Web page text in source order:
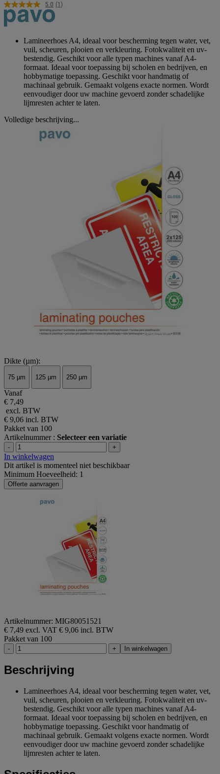
5.0 Lees
paginalink.
(1)
Lamineerhoes A4, ideaal voor bescherming tegen water, vet,
vuil, scheuren, plooien en verkleuring. Fotokwaliteit en uv-
bestendig. Geschikt voor alle typen machines vanaf A4-
formaat. Ideaal voor toepassing bij scholen en bedrijven, en
hobbymatige toepassing. Geschikt voor handmatig of
machinaal gebruik. Gemaakt volgens exacte normen. Wordt
eenvoudiger door uw machine gevoerd zonder schadelijke
lijmresten achter te laten.
Volledige beschrijving...
Dikte (µm):
75 µm 125 µm 250 µm
Vanaf
€ 7,49
excl. BTW
€ 9,06 incl. BTW
Pakket van 100
Artikelnummer : Selecteer een variatie
- +
In winkelwagen
Dit artikel is momenteel niet beschikbaar
Minimum Hoeveelheid: 1
Offerte aanvragen
Artikelnummer: MIG80051521
€ 7,49 excl. VAT € 9,06 incl. BTW
Pakket van 100
- + In winkelwagen
Beschrijving
Lamineerhoes A4, ideaal voor bescherming tegen water, vet,
vuil, scheuren, plooien en verkleuring. Fotokwaliteit en uv-
bestendig. Geschikt voor alle typen machines vanaf A4-
formaat. Ideaal voor toepassing bij scholen en bedrijven, en
hobbymatige toepassing. Geschikt voor handmatig of
machinaal gebruik. Gemaakt volgens exacte normen. Wordt
eenvoudiger door uw machine gevoerd zonder schadelijke
lijmresten achter te laten.